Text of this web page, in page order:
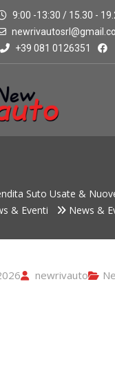
9:00 -13:30 / 15.30 -
+39 081 0126351
Suto Usate &
& Eventi
News &
newrivauto